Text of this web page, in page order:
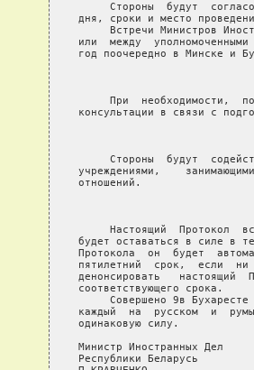
Стороны  будут
дня, сроки и место
Встречи Министров
или  между
год поочередно в Минске и
При  необходимости,
консультации в связи с
Стороны  будут
учреждениями,
отношений.
Настоящий  Протокол
будет оставаться в силе в
Протокола  он  будет
пятилетний  срок,  если
денонсировать   настоящий
соответствующего срока.
Совершено 9в
каждый  на  русском  и
одинаковую силу.
Министр Иностранных
Республики Беларусь